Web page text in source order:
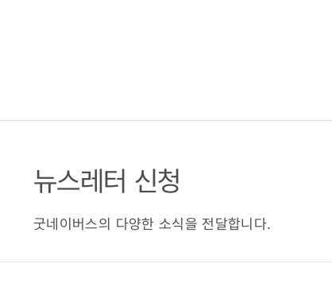
뉴스레터 신청
굿네이버스의 다양한 소식을 전달합니다.